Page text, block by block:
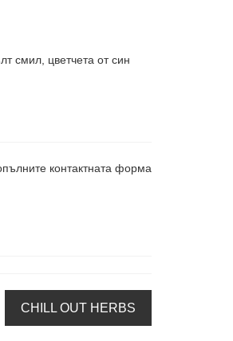
смил, цветчета от син
контактната форма
CHILL OUT HERBS